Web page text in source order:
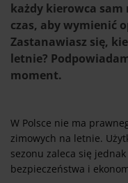
każdy kierowca sam
czas, aby wymienić
Zastanawiasz się,
letnie?
moment.
W Polsce nie ma
zimowych na letnie.
sezonu zaleca się
bezpieczeństwa i